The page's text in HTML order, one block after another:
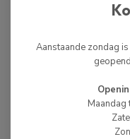
Xeramic
Op voorraad
XERAMIC
Xeramic
Cleaner
Aanstaande zondag